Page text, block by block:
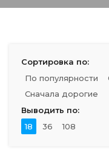
Сортировка по:
По популярности
Сначала дорогие
Выводить по:
18
36 108